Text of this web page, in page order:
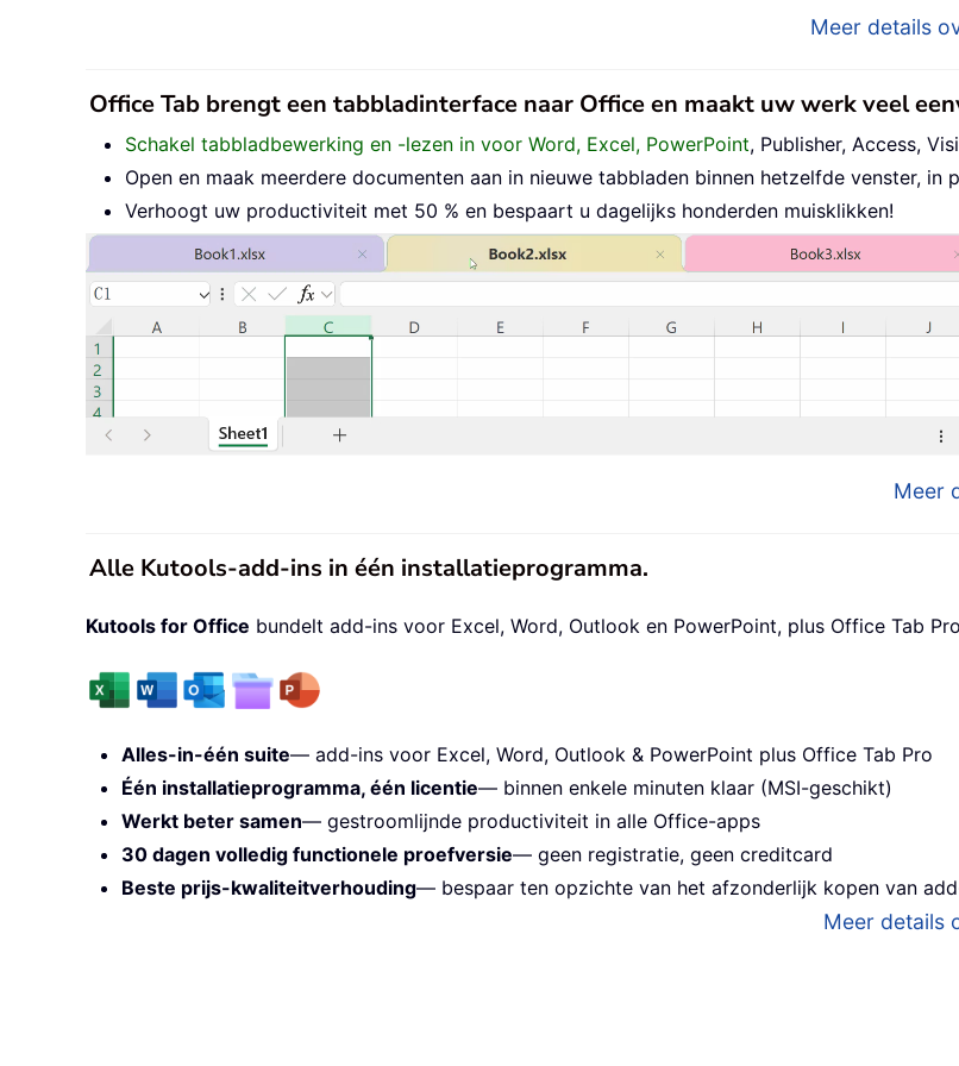
Meer details
Office Tab brengt een tabbladinterface naar Office en maakt uw werk veel
Schakel tabbladbewerking en -lezen in voor Word, Excel, PowerPoint, Publisher, Access,
Open en maak meerdere documenten aan in nieuwe tabbladen binnen hetzelfde venster, in
Verhoogt uw productiviteit met 50 % en bespaart u dagelijks honderden muisklikken!
Meer
Alle Kutools-add-ins in één installatieprogramma.
Kutools for Office bundelt add-ins voor Excel, Word, Outlook en PowerPoint, plus Office Tab
Alles-in-één suite— add-ins voor Excel, Word, Outlook & PowerPoint plus Office Tab Pro
Één installatieprogramma, één licentie— binnen enkele minuten klaar (MSI-geschikt)
Werkt beter samen— gestroomlijnde productiviteit in alle Office-apps
30 dagen volledig functionele proefversie— geen registratie, geen creditcard
Beste prijs-kwaliteitverhouding— bespaar ten opzichte van het afzonderlijk kopen van
Meer details